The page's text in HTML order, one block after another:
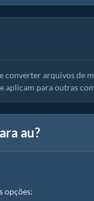
arquivos de
aplicam para outras
au?
opções: